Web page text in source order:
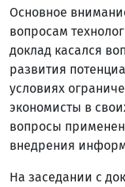
Основное
вопросам
доклад касался
развития
условиях
экономисты в
вопросы
внедрения
На заседании с